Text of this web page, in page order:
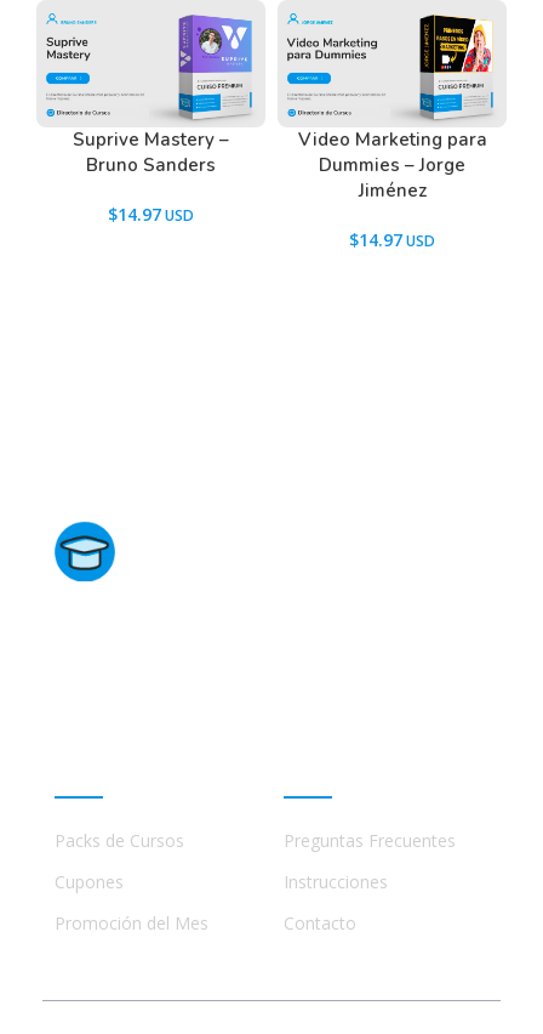
Suprive Mastery –
Bruno Sanders
$14.97
Video Marketing para
Dummies – Jorge
Jiménez
$14.97
Packs de Cursos
Cupones
Promoción del Mes
Preguntas Frecuentes
Instrucciones
Contacto